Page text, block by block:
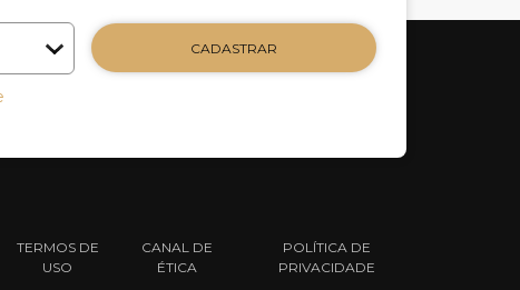
CADASTRAR
TERMOS DE
USO
CANAL DE
ÉTICA
POLÍTICA DE
PRIVACIDADE